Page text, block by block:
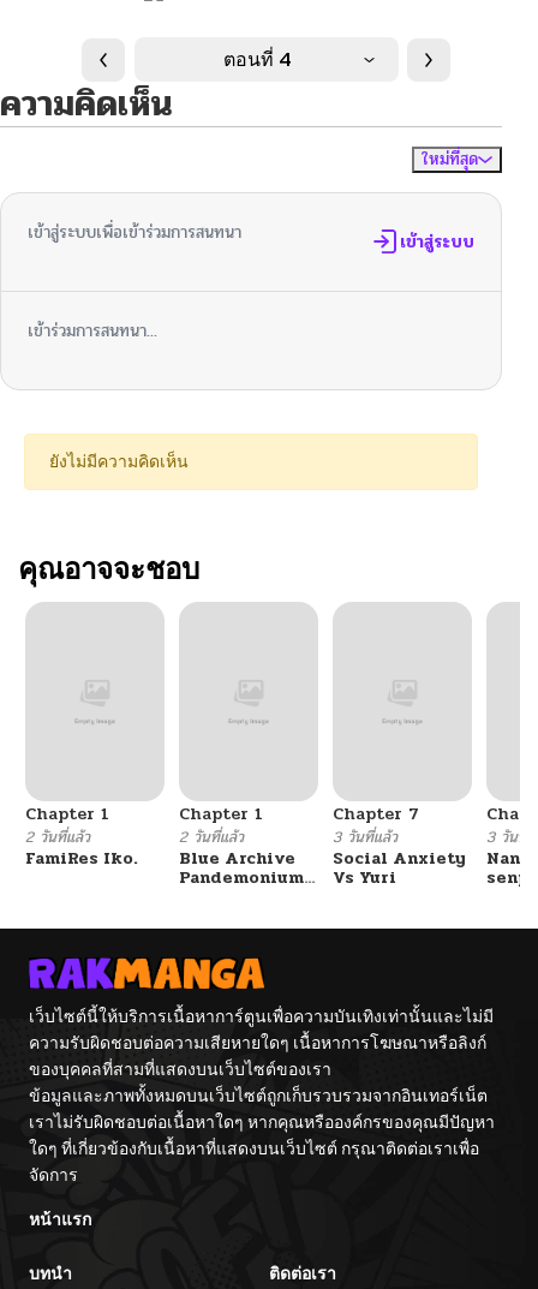
ตอนที่ 4
ความคิดเห็น
ใหม่ที่สุด
เข้าสู่ระบบเพื่อเข้าร่วมการสนทนา เข้าสู่ระบบ
เข้าร่วมการสนทนา...
ยังไม่มีความคิดเห็น
คุณอาจจะชอบ
Chapter 1
2 วันที่แล้ว
FamiRes Iko.
Chapter 1
2 วันที่แล้ว
Blue Archive
Pandemonium
Chapter 7
3 วันที่แล้ว
Social Anxiety
Vs Yuri
3 วันที่
เว็บไซต์นี้ให้บริการเนื้อหาการ์ตูนเพื่อความบันเทิงเท่านั้นและไม่มี
ความรับผิดชอบต่อความเสียหายใดๆ เนื้อหาการโฆษณาหรือลิงก์
ของบุคคลที่สามที่แสดงบนเว็บไซต์ของเรา
ข้อมูลและภาพทั้งหมดบนเว็บไซต์ถูกเก็บรวบรวมจากอินเทอร์เน็ต
เราไม่รับผิดชอบต่อเนื้อหาใดๆ หากคุณหรือองค์กรของคุณมีปัญหา
ใดๆ ที่เกี่ยวข้องกับเนื้อหาที่แสดงบนเว็บไซต์ กรุณาติดต่อเราเพื่อ
จัดการ
หน้าแรก
บทนำ ติดต่อเรา